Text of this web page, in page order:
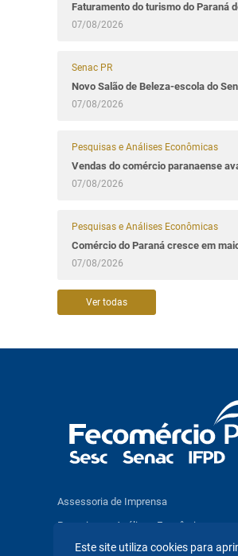
Faturamento do turismo do Paraná
07/08/2026
Senac PR
Novo Salão de Beleza-escola do
07/08/2026
Pesquisas e Análises Econômicas
Vendas do comércio paranaense
07/08/2026
Pesquisas e Análises Econômicas
Comércio do Paraná cresce em
07/08/2026
Ver todas
Assessoria de Imprensa
Pesquisas e Análises Econômicas
Benefícios e Serviços
Este site utiliza cookies para